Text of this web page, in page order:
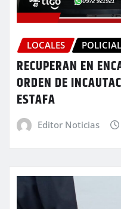
LOCALES
RECUPERAN EN
ORDEN DE
ESTAFA
Editor Noticias